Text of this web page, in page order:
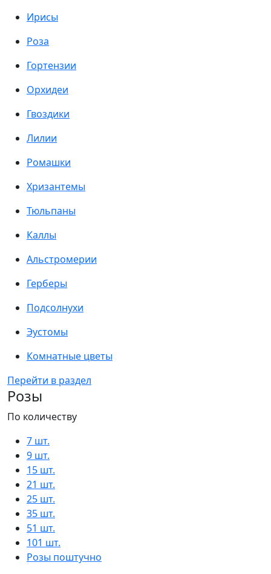
Ирисы
Роза
Гортензии
Орхидеи
Гвоздики
Лилии
Ромашки
Хризантемы
Тюльпаны
Каллы
Альстромерии
Герберы
Подсолнухи
Эустомы
Комнатные цветы
Перейти в раздел
Розы
По количеству
7 шт.
9 шт.
15 шт.
21 шт.
25 шт.
35 шт.
51 шт.
101 шт.
Розы поштучно